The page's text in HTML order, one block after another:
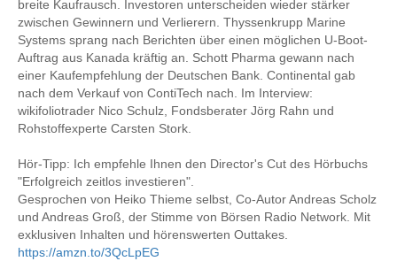
breite Kaufrausch. Investoren unterscheiden wieder stärker
zwischen Gewinnern und Verlierern. Thyssenkrupp Marine
Systems sprang nach Berichten über einen möglichen U-Boot-
Auftrag aus Kanada kräftig an. Schott Pharma gewann nach
einer Kaufempfehlung der Deutschen Bank. Continental gab
nach dem Verkauf von ContiTech nach. Im Interview:
wikifoliotrader Nico Schulz, Fondsberater Jörg Rahn und
Rohstoffexperte Carsten Stork.
Hör-Tipp: Ich empfehle Ihnen den Director's Cut des Hörbuchs
"Erfolgreich zeitlos investieren".
Gesprochen von Heiko Thieme selbst, Co-Autor Andreas Scholz
und Andreas Groß, der Stimme von Börsen Radio Network. Mit
exklusiven Inhalten und hörenswerten Outtakes.
https://amzn.to/3QcLpEG